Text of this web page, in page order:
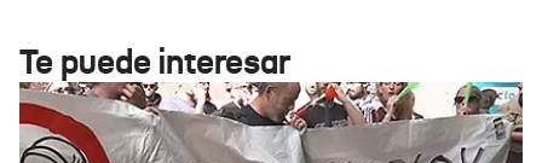
Te puede interesar